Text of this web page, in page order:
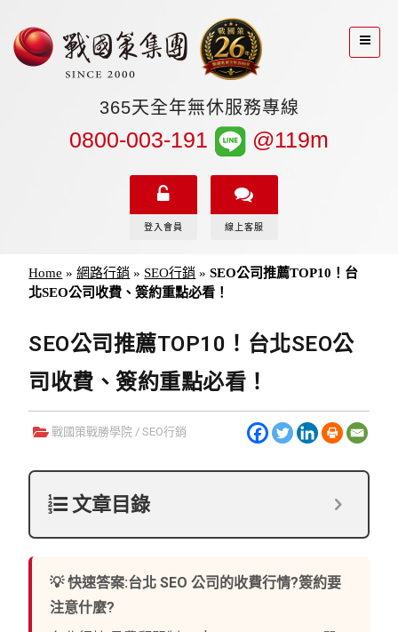
365天全年無休服務專線
0800-003-191 @119m
登入會員 線上客服
Home »網路行銷 » SEO行銷 »SEO公司推薦TOP10！台
北SEO公司收費、簽約重點必看！
SEO公司推薦TOP10！台北SEO公
司收費、簽約重點必看！
戰國策戰勝學院 /SEO行銷
文章目錄
💡 快速答案:台北 SEO 公司的收費行情?簽約要
注意什麼?